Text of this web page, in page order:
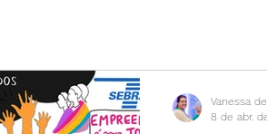
Vanessa
8 de abr.